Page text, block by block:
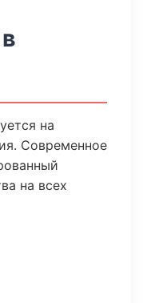
на
Современное
на всех